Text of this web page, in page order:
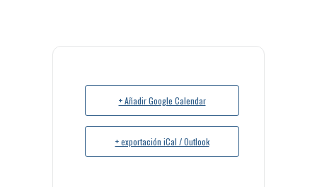
+ Añadir Google Calendar
+ exportación iCal / Outlook